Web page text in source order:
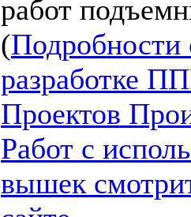
работ
(Подробности
разработке
Проектов
Работ с
вышек